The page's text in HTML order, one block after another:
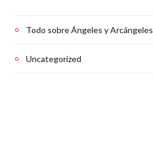
Todo sobre Ángeles y Arcángeles
Uncategorized